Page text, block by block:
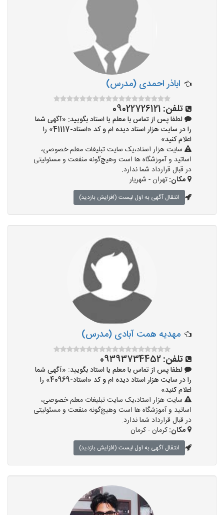
اباذر احمدی (مدرس)
تلفن: 09022726121
لطفا پس از تماس با معلم یا استاد بگویید: «آگهی شما
را در سایت هزار استاد دیده ام و کد «استاد-41117» را
اعلام کنید»
سایت هزار استاد،یک سایت تبلیغات معلم خصوصی،
اساتید و آموزشگاه ها است وهیچ‌گونه منفعت و مسئولیتی
در قبال قرارداد شما ندارد.
مکان:تهران - شهریار
انتقال آگهی به اول لیست (افزایش بازدید)
مهدیه همت آبادی (مدرس)
تلفن:09393734452
لطفا پس از تماس با معلم یا استاد بگویید: «آگهی شما
را در سایت هزار استاد دیده ام و کد «استاد-40969» را
اعلام کنید»
سایت هزار استاد،یک سایت تبلیغات معلم خصوصی،
اساتید و آموزشگاه ها است وهیچ‌گونه منفعت و مسئولیتی
در قبال قرارداد شما ندارد.
مکان:کرمان - کرمان
انتقال آگهی به اول لیست (افزایش بازدید)